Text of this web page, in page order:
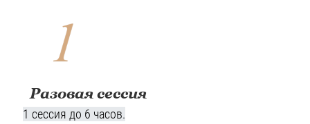
Разовая сессия
1 сессия до 6 часов.